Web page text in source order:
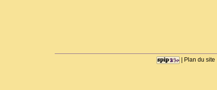
Plan du site